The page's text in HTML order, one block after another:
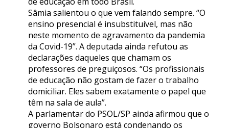
Sâmia salientou o que vem falando sempre. “O
ensino presencial é insubstituível, mas não
neste momento de agravamento da pandemia
da Covid-19”. A deputada ainda refutou as
declarações daqueles que chamam os
professores de preguiçosos. “Os profissionais
de educação não gostam de fazer o trabalho
domiciliar. Eles sabem exatamente o papel que
têm na sala de aula”.
A parlamentar do PSOL/SP ainda afirmou que o
governo Bolsonaro está condenando os